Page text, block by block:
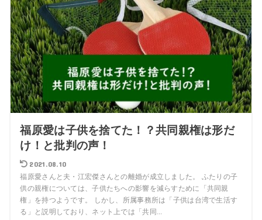
福原愛は子供を捨てた！？共同親権は形だ
け！と批判の声！
2021.08.10
福原愛さんと夫・江宏傑さんとの離婚が成立しました。 ふたりの子
供の親権については、子供たちへの影響を減らすために「共同親
権」を持つようです。 しかし、所属事務所は「子供は台湾で生活す
る」と説明しており、ネット上では「共同...